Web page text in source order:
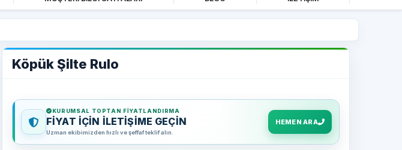
Köpük Şilte Rulo
KURUMSAL TOPTAN FIYATLANDIRMA
FİYAT İÇİN İLETİŞİME GEÇİN
Uzman ekibimizden hızlı ve şeffaf teklif alın.
HEMEN ARA